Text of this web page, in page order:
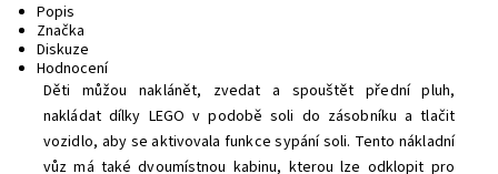
Popis
Značka
Diskuze
Hodnocení
Děti můžou naklánět, zvedat a spouštět přední pluh,
nakládat dílky LEGO v podobě soli do zásobníku a tlačit
vozidlo, aby se aktivovala funkce sypání soli. Tento nákladní
vůz má také dvoumístnou kabinu, kterou lze odklopit pro